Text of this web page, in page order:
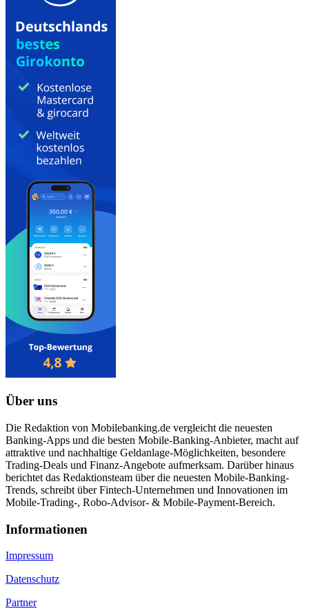
Über uns
Die Redaktion von Mobilebanking.de vergleicht die neuesten
Banking-Apps und die besten Mobile-Banking-Anbieter, macht auf
attraktive und nachhaltige Geldanlage-Möglichkeiten, besondere
Trading-Deals und Finanz-Angebote aufmerksam. Darüber hinaus
berichtet das Redaktionsteam über die neuesten Mobile-Banking-
Trends, schreibt über Fintech-Unternehmen und Innovationen im
Mobile-Trading-, Robo-Advisor- & Mobile-Payment-Bereich.
Informa­tionen
Impressum
Datenschutz
Partner